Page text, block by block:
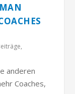
,
anderen
Coaches,